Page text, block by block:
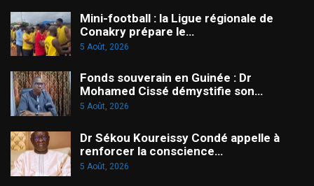
Mini-football : la Ligue régionale de
Conakry prépare le…
5 Août, 2026
Fonds souverain en Guinée : Dr
Mohamed Cissé démystifie son…
5 Août, 2026
Dr Sékou Koureissy Condé appelle à
renforcer la conscience…
5 Août, 2026